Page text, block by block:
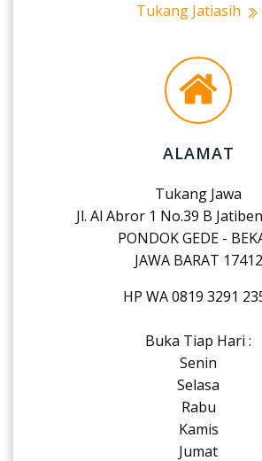
Tukang Jatiasih
ALAMAT
Tukang Jawa
Jl. Al Abror 1 No.39 B
PONDOK GEDE -
JAWA BARAT 17412
HP WA 0819 3291
Buka Tiap Hari :
Senin
Selasa
Rabu
Kamis
Jumat